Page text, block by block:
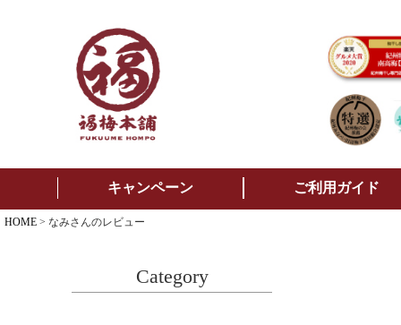
キャンペーン ご利用ガイド
HOME なみさんのレビュー
Category